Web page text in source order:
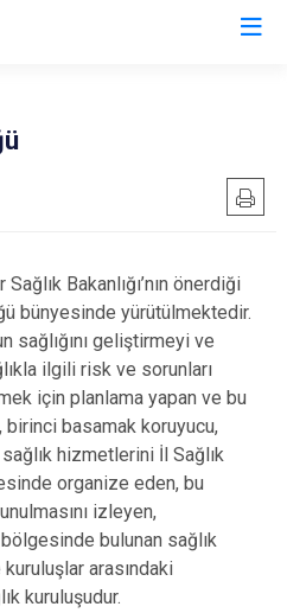
Bakanlığı’nın önerdiği
bünyesinde yürütülmektedir.
sağlığını geliştirmeyi ve
ilgili risk ve sorunları
için planlama yapan ve bu
birinci basamak koruyucu,
hizmetlerini İl Sağlık
organize eden, bu
izleyen,
bulunan sağlık
arasındaki
kuruluşudur.